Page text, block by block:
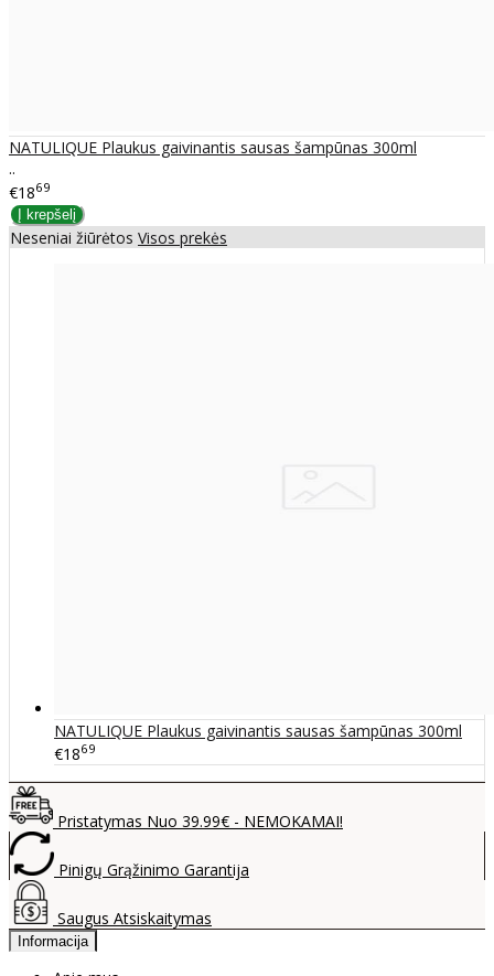
NATULIQUE Plaukus gaivinantis sausas šampūnas 300ml
..
€1869
Neseniai žiūrėtos Visos prekės
NATULIQUE Plaukus gaivinantis sausas šampūnas 300ml
€1869
Pristatymas Nuo 39.99€ - NEMOKAMAI!
Pinigų Grąžinimo Garantija
Saugus Atsiskaitymas
Informacija